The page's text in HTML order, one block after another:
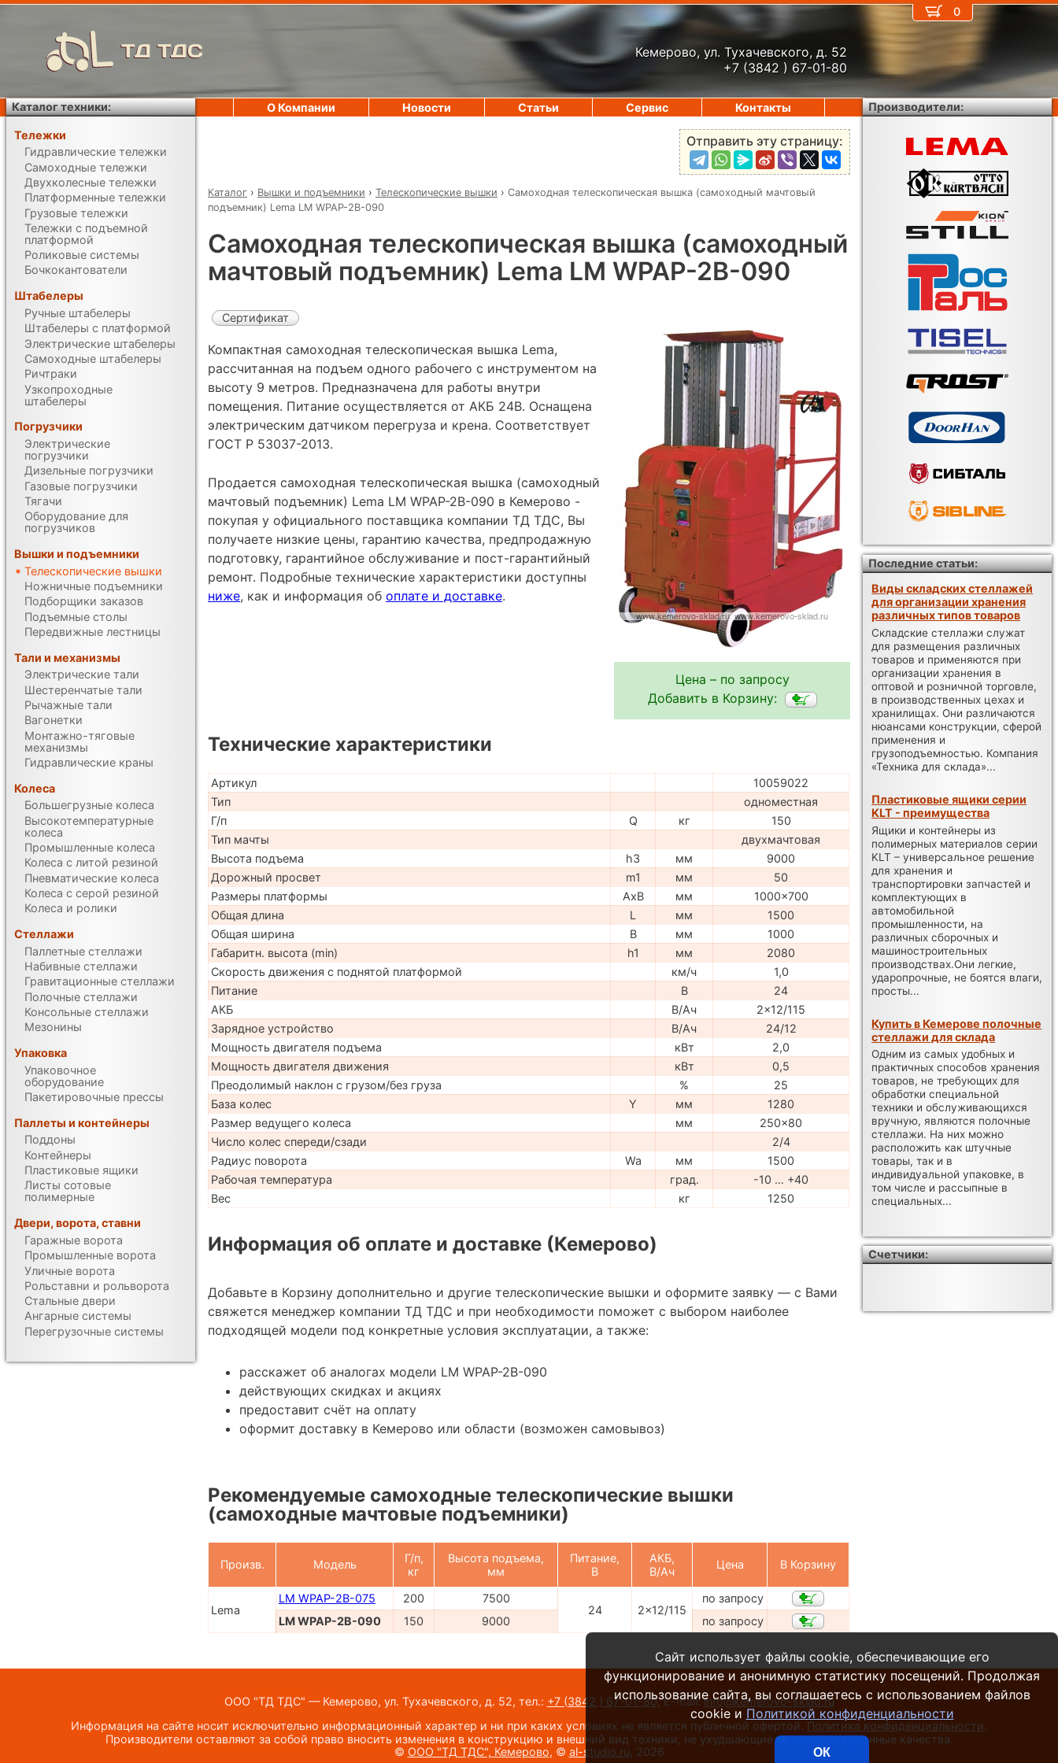
ТД ТДС
Кемерово, ул. Тухачевского, д. 52
+7 (3842 ) 67-01-80
Отправить эту страницу:
Каталог › Вышки и подъемники › Телескопические вышки › Самоходная телескопическая вышка (самоходный мачтовый
подъемник) Lema LM WPAP-2B-090
Самоходная телескопическая вышка (самоходный
мачтовый подъемник) Lema LM WPAP-2B-090
Цена – по запросу
Добавить в Корзину:
Сертификат
Компактная самоходная телескопическая вышка Lema,
рассчитанная на подъем одного рабочего с инструментом на
высоту 9 метров. Предназначена для работы внутри
помещения. Питание осуществляется от АКБ 24В. Оснащена
электрическим датчиком перегруза и крена. Соответствует
ГОСТ Р 53037-2013.
Продается самоходная телескопическая вышка (самоходный
мачтовый подъемник) Lema LM WPAP-2B-090 в Кемерово -
покупая у официального поставщика компании ТД ТДС, Вы
получаете низкие цены, гарантию качества, предпродажную
подготовку, гарантийное обслуживание и пост-гарантийный
ремонт. Подробные технические характеристики доступны
ниже, как и информация об оплате и доставке.
Технические характеристики
Артикул
10059022
Тип
одноместная
Г/п
Q кг
150
Тип мачты
двухмачтовая
Высота подъема
h3 мм
9000
Дорожный просвет
m1 мм
50
Размеры платформы
AxB мм
1000x700
Общая длина
L мм
1500
Общая ширина
B мм
1000
Габаритн. высота (min)
h1 мм
2080
Скорость движения с поднятой платформой
км/ч
1,0
Питание
В
24
АКБ
В/Ач
2x12/115
Зарядное устройство
В/Ач
24/12
Мощность двигателя подъема
кВт
2,0
Мощность двигателя движения
кВт
0,5
Преодолимый наклон с грузом/без груза
%
25
База колес
Y мм
1280
Размер ведущего колеса
мм
250x80
Число колес спереди/сзади
2/4
Радиус поворота
Wa мм
1500
Рабочая температура
град.
-10 … +40
Вес
кг 1250
Информация об оплате и доставке (Кемерово)
Добавьте в Корзину дополнительно и другие телескопические вышки и оформите заявку — с Вами
свяжется менеджер компании ТД ТДС и при необходимости поможет с выбором наиболее
подходящей модели под конкретные условия эксплуатации, а также:
расскажет об аналогах модели LM WPAP-2B-090
действующих скидках и акциях
предоставит счёт на оплату
оформит доставку в Кемерово или области (возможен самовывоз)
Рекомендуемые самоходные телескопические вышки
(самоходные мачтовые подъемники)
Произв. Модель
Г/п,
кг
Высота подъема,
мм
Питание,
В
АКБ,
В/Ач
Цена В Корзину
Lema
LM WPAP-2B-075 200
7500
24
2x12/115
по запросу
LM WPAP-2B-090
150 9000 по запросу
0
О Компании Новости Статьи Сервис Контакты
Каталог техники:
Тележки
Гидравлические тележки
Самоходные тележки
Двухколесные тележки
Платформенные тележки
Грузовые тележки
Тележки с подъемной
платформой
Роликовые системы
Бочкокантователи
Штабелеры
Ручные штабелеры
Штабелеры с платформой
Электрические штабелеры
Самоходные штабелеры
Ричтраки
Узкопроходные
штабелеры
Погрузчики
Электрические
погрузчики
Дизельные погрузчики
Газовые погрузчики
Тягачи
Оборудование для
погрузчиков
Вышки и подъемники
Телескопические вышки
Ножничные подъемники
Подборщики заказов
Подъемные столы
Передвижные лестницы
Тали и механизмы
Электрические тали
Шестеренчатые тали
Рычажные тали
Вагонетки
Монтажно-тяговые
механизмы
Гидравлические краны
Колеса
Большегрузные колеса
Высокотемпературные
колеса
Промышленные колеса
Колеса с литой резиной
Пневматические колеса
Колеса с серой резиной
Колеса и ролики
Стеллажи
Паллетные стеллажи
Набивные стеллажи
Гравитационные стеллажи
Полочные стеллажи
Консольные стеллажи
Мезонины
Упаковка
Упаковочное
оборудование
Пакетировочные прессы
Паллеты и контейнеры
Поддоны
Контейнеры
Пластиковые ящики
Листы сотовые
полимерные
Двери, ворота, ставни
Гаражные ворота
Промышленные ворота
Уличные ворота
Рольставни и рольворота
Стальные двери
Ангарные системы
Перегрузочные системы
Производители:
Последние статьи:
Виды складских стеллажей
для организации хранения
различных типов товаров
Складские стеллажи служат
для размещения различных
товаров и применяются при
организации хранения в
оптовой и розничной торговле,
в производственных цехах и
хранилищах. Они различаются
нюансами конструкции, сферой
применения и
грузоподъемностью. Компания
«Техника для склада»...
Пластиковые ящики серии
KLT - преимущества
Ящики и контейнеры из
полимерных материалов серии
KLT – универсальное решение
для хранения и
транспортировки запчастей и
комплектующих в
автомобильной
промышленности, на
различных сборочных и
машиностроительных
производствах.Они легкие,
ударопрочные, не боятся влаги,
просты...
Купить в Кемерове полочные
стеллажи для склада
Одним из самых удобных и
практичных способов хранения
товаров, не требующих для
обработки специальной
техники и обслуживающихся
вручную, являются полочные
стеллажи. На них можно
расположить как штучные
товары, так и в
индивидуальной упаковке, в
том числе и рассыпные в
специальных...
Счетчики:
ООО "ТД ТДС" — Кемерово, ул. Тухачевского, д. 52, тел.: +7 (3842 ) 67-01-80,E-mail:info@kemerovo-sklad.ru
Информация на сайте носит исключительно информационный характер и ни при каких условиях не является публичной офертой. Политика конфиденциальности
Производители оставляют за собой право вносить изменения в конструкцию и внешний вид техники, не ухудшающие ее эксплуатационные качества.
© ООО "ТД ТДС", Кемерово, © al-studio.ru, 2026
Сайт использует файлы cookie, обеспечивающие его
функционирование и анонимную статистику посещений. Продолжая
использование сайта, вы соглашаетесь с использованием файлов
cookie и Политикой конфиденциальности
ОК